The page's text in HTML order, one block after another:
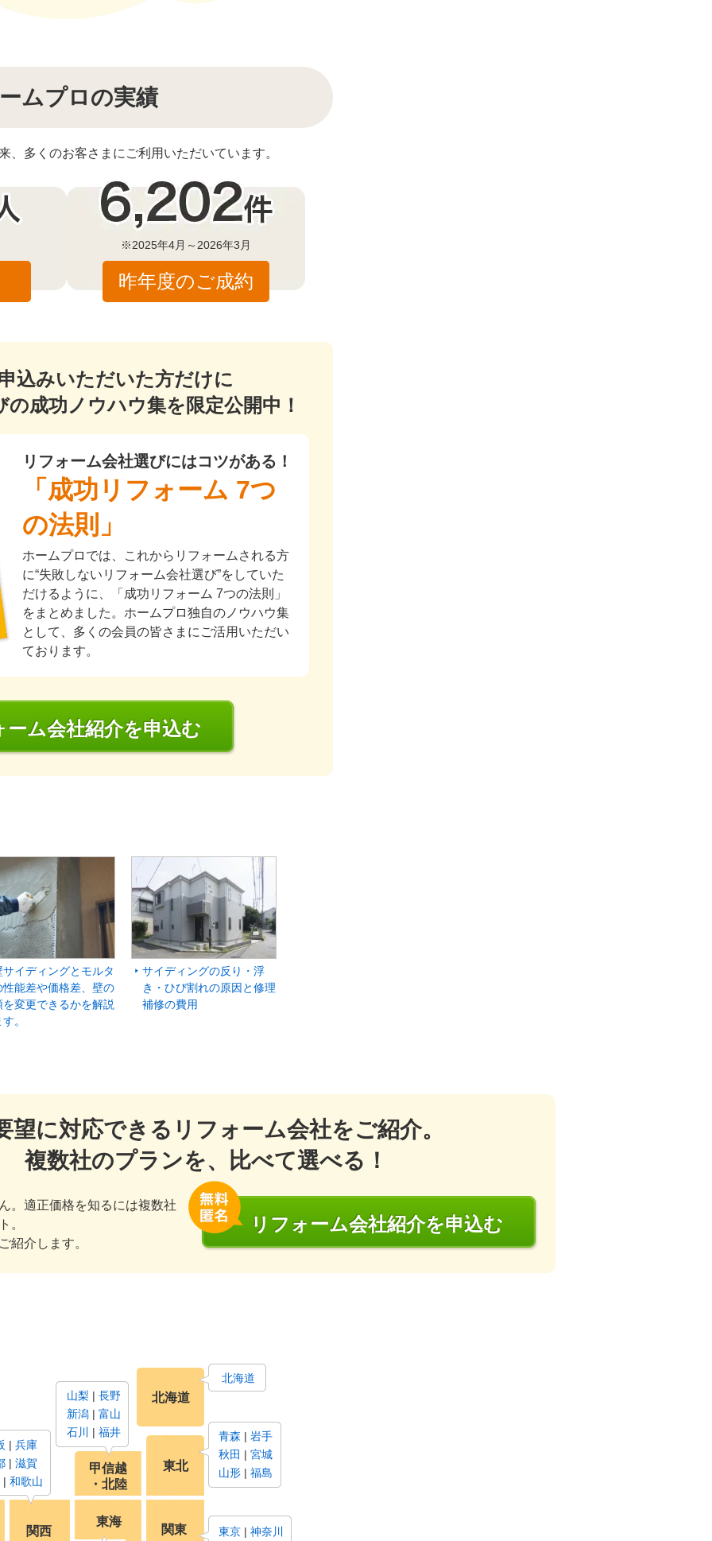
ムプロの実績
、多くのお客さまにご利用いただいています。
※2025年4月～2026年3月
昨年度のご成約
込みいただいた方だけに
成功ノウハウ集を限定公開中！
リフォーム会社選びにはコツがある！
「成功リフォーム 7つ
の法則」
ホームプロでは、これからリフォームされる方
に“失敗しないリフォーム会社選び”をしていた
だけるように、「成功リフォーム 7つの法則」
をまとめました。ホームプロ独自のノウハウ集
として、多くの会員の皆さまにご活用いただい
ております。
ーム会社紹介を申込む
サイディングとモルタ
性能差や価格差、壁の
を変更できるかを解説
。
サイディングの反り・浮
き・ひび割れの原因と修理
補修の費用
望に対応できるリフォーム会社をご紹介。
複数社のプランを、比べて選べる！
。適正価格を知るには複数社
。
紹介します。
リフォーム会社紹介を申込む
北海道
北海道
東北
青森
岩手
秋田
宮城
山形
福島
関東 東京 神奈川
甲信越
・北陸
山梨
長野
新潟
富山
石川
福井
東海
関西
兵庫
滋賀
和歌山